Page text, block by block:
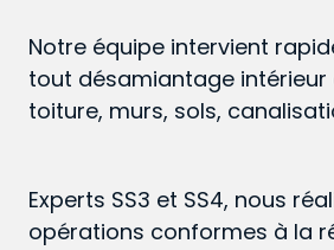
Notre équipe intervient
tout désamiantage intérieur
toiture, murs, sols,
Experts SS3 et SS4, nous
opérations conformes à la